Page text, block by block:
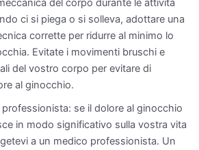
del corpo durante le attività
ci si piega o si solleva, adottare una
corrette per ridurre al minimo lo
Evitate i movimenti bruschi e
del vostro corpo per evitare di
al ginocchio.
professionista: se il dolore al ginocchio
in modo significativo sulla vostra vita
a un medico professionista. Un